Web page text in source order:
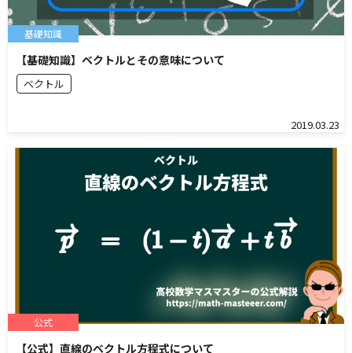
【基礎知識】ベクトルとその意味について
ベクトル
基礎知識
2019.03.23
【公式】直線のベクトル方程式について
公式